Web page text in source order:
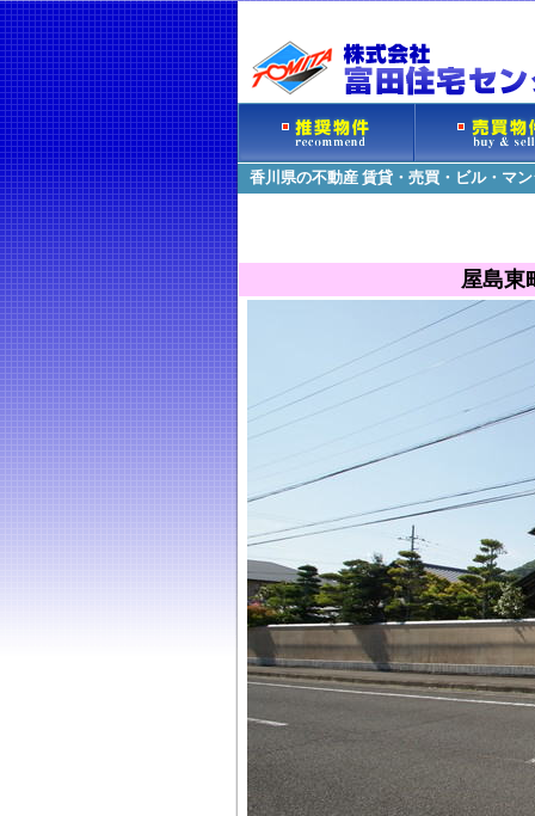
香川県の不動産 賃貸・売買・ビル・マ
屋島東